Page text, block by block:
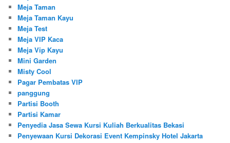
Meja Taman
Meja Taman Kayu
Meja Test
Meja VIP Kaca
Meja Vip Kayu
Mini Garden
Misty Cool
Pagar Pembatas VIP
panggung
Partisi Booth
Partisi Kamar
Penyedia Jasa Sewa Kursi Kuliah Berkualitas Bekasi
Penyewaan Kursi Dekorasi Event Kempinsky Hotel Jakarta